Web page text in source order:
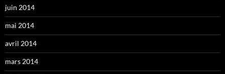
juin 2014
mai 2014
avril 2014
mars 2014